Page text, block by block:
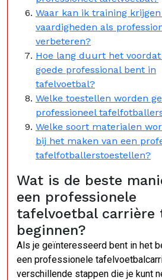
Waar kan ik training
vaardigheden als
verbeteren?
Hoe lang duurt het voordat
goede professional bent in
tafelvoetbal?
Welke toestellen worden
professioneel
Welke soort materialen
bij het maken van een
tafelfotballerstoestellen?
Wat is de beste
een professionele
tafelvoetbal carrière
beginnen?
Als je geïnteresseerd bent in het
een professionele
verschillende stappen die je kunt